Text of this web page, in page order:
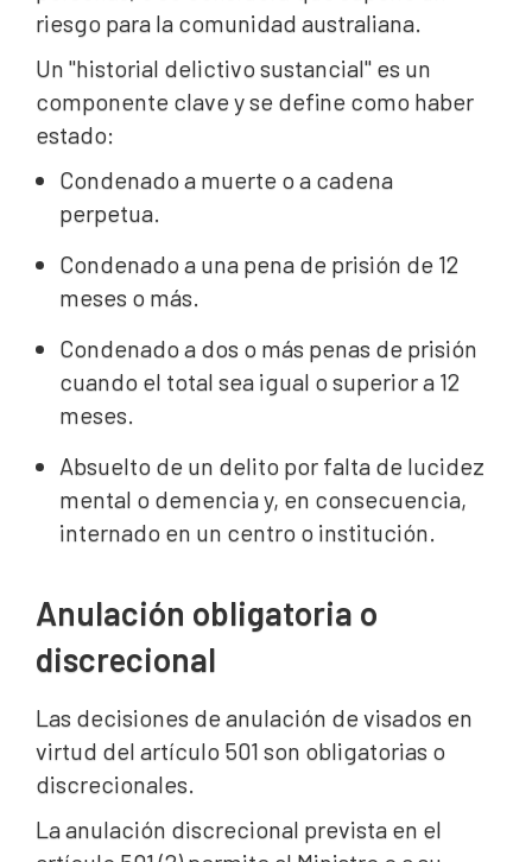
riesgo para la comunidad australiana.
Un "historial delictivo sustancial" es un
componente clave y se define como haber
estado:
Condenado a muerte o a cadena
perpetua.
Condenado a una pena de prisión de 12
meses o más.
Condenado a dos o más penas de prisión
cuando el total sea igual o superior a 12
meses.
Absuelto de un delito por falta de lucidez
mental o demencia y, en consecuencia,
internado en un centro o institución.
Anulación obligatoria o
discrecional
Las decisiones de anulación de visados en
virtud del artículo 501 son obligatorias o
discrecionales.
La anulación discrecional prevista en el